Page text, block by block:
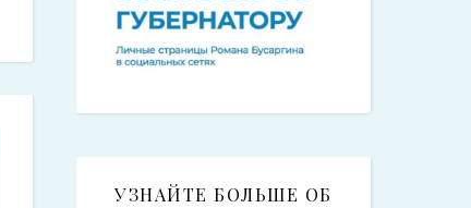
УЗНАЙТЕ БОЛЬШЕ ОБ